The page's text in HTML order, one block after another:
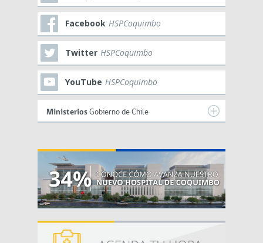
Facebook HSPCoquimbo
Twitter HSPCoquimbo
YouTube HSPCoquimbo
Ministerios Gobierno de Chile